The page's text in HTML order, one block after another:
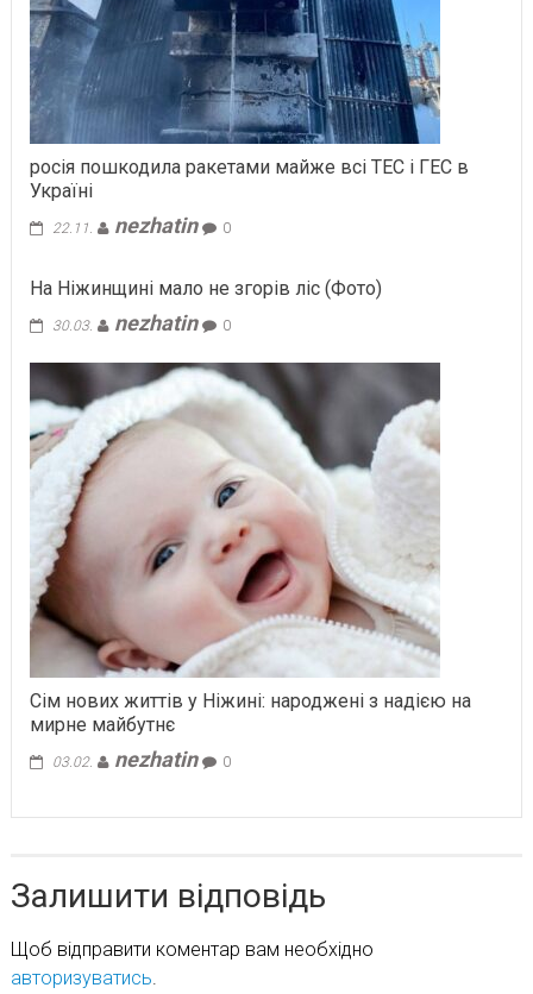
росія пошкодила ракетами майже всі ТЕС і ГЕС в
Україні
22.11. nezhatin 0
На Ніжинщині мало не згорів ліс (Фото)
30.03. nezhatin 0
Сім нових життів у Ніжині: народжені з надією на
мирне майбутнє
03.02. nezhatin 0
Залишити відповідь
Щоб відправити коментар вам необхідно
авторизуватись.